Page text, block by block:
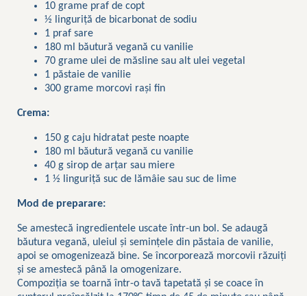
10 grame praf de copt
½ linguriță de bicarbonat de sodiu
1 praf sare
180 ml băutură vegană cu vanilie
70 grame ulei de măsline sau alt ulei vegetal
1 păstaie de vanilie
300 grame morcovi rași fin
Crema:
150 g caju hidratat peste noapte
180 ml băutură vegană cu vanilie
40 g sirop de arțar sau miere
1 ½ linguriță suc de lămâie sau suc de lime
Mod de preparare:
Se amestecă ingredientele uscate într-un bol. Se adaugă
băutura vegană, uleiul și semințele din păstaia de vanilie,
apoi se omogenizează bine. Se încorporează morcovii răzuiți
și se amestecă până la omogenizare.
Compoziția se toarnă într-o tavă tapetată și se coace în